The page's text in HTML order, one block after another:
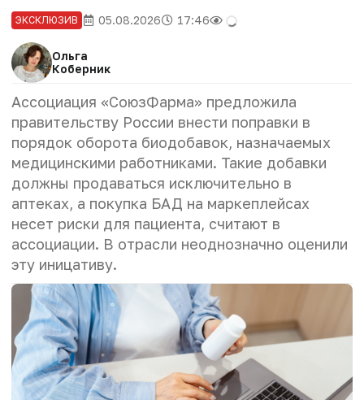
ЭКСКЛЮЗИВ 05.08.2026 17:46
Ольга
Коберник
Ассоциация «СоюзФарма» предложила
правительству России внести поправки в
порядок оборота биодобавок, назначаемых
медицинскими работниками. Такие добавки
должны продаваться исключительно в
аптеках, а покупка БАД на маркеплейсах
несет риски для пациента, считают в
ассоциации. В отрасли неоднозначно оценили
эту иницативу.